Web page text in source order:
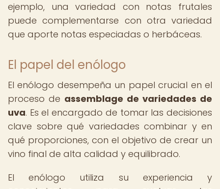
ejemplo, una variedad con notas frutales
puede complementarse con otra variedad
que aporte notas especiadas o herbáceas.
El papel del enólogo
El enólogo desempeña un papel crucial en el
proceso de assemblage de variedades de
uva. Es el encargado de tomar las decisiones
clave sobre qué variedades combinar y en
qué proporciones, con el objetivo de crear un
vino final de alta calidad y equilibrado.
El enólogo utiliza su experiencia y